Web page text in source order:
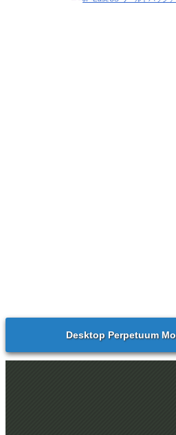
Desktop Perpetuum